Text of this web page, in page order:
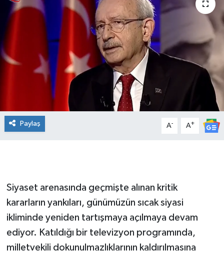
Paylaş A- A+
Siyaset arenasında geçmişte alınan kritik
kararların yankıları, günümüzün sıcak siyasi
ikliminde yeniden tartışmaya açılmaya devam
ediyor. Katıldığı bir televizyon programında,
milletvekili dokunulmazlıklarının kaldırılmasına